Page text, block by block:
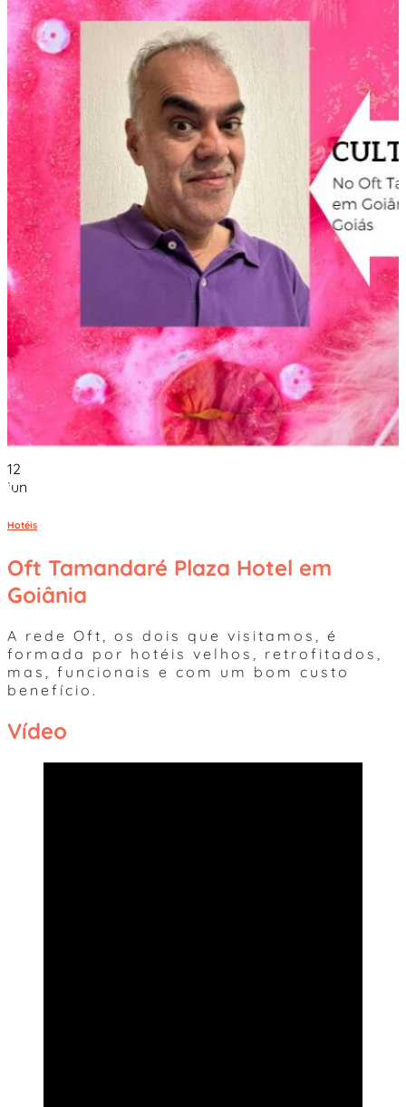
12
jun
Hotéis
Oft Tamandaré Plaza Hotel em
Goiânia
A rede Oft, os dois que visitamos, é
formada por hotéis velhos, retrofitados,
mas, funcionais e com um bom custo
benefício.
Vídeo